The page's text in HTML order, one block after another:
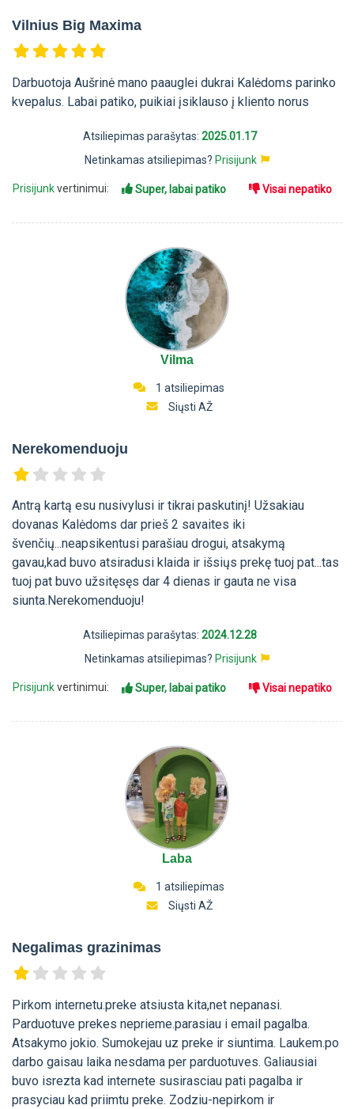
Vilnius Big Maxima
Darbuotoja Aušrinė mano paauglei dukrai Kalėdoms parinko
kvepalus. Labai patiko, puikiai įsiklauso į kliento norus
Atsiliepimas parašytas: 2025.01.17
Netinkamas atsiliepimas? Prisijunk
Prisijunkvertinimui: Super, labai patiko Visai nepatiko
Vilma
1 atsiliepimas
Siųsti AŽ
Nerekomenduoju
Antrą kartą esu nusivylusi ir tikrai paskutinį! Užsakiau
dovanas Kalėdoms dar prieš 2 savaites iki
švenčių...neapsikentusi parašiau drogui, atsakymą
gavau,kad buvo atsiradusi klaida ir išsiųs prekę tuoj pat...tas
tuoj pat buvo užsitęsęs dar 4 dienas ir gauta ne visa
siunta.Nerekomenduoju!
Atsiliepimas parašytas: 2024.12.28
Netinkamas atsiliepimas? Prisijunk
Prisijunkvertinimui: Super, labai patiko Visai nepatiko
Laba
1 atsiliepimas
Siųsti AŽ
Negalimas grazinimas
Pirkom internetu.preke atsiusta kita,net nepanasi.
Parduotuve prekes neprieme.parasiau i email pagalba.
Atsakymo jokio. Sumokejau uz preke ir siuntima. Laukem.po
darbo gaisau laika nesdama per parduotuves. Galiausiai
buvo isrezta kad internete susirasciau pati pagalba ir
prasyciau kad priimtu preke. Zodziu-nepirkom ir